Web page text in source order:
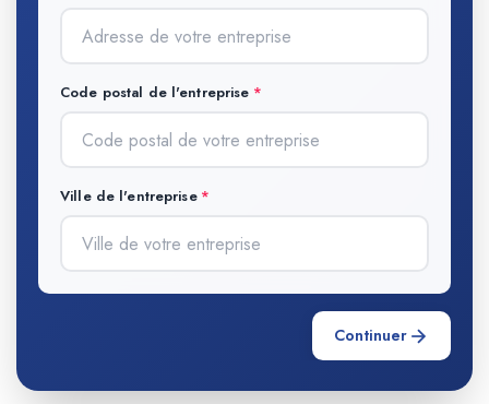
Code postal de l'entreprise
Ville de l'entreprise
Continuer